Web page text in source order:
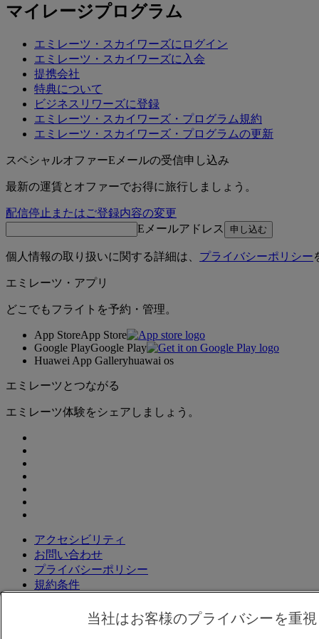
マイレージプログラム
エミレーツ・スカイワーズにログイン
エミレーツ・スカイワーズに入会
提携会社
特典について
ビジネスリワーズに登録
エミレーツ・スカイワーズ・プログラム規約
エミレーツ・スカイワーズ・プログラムの更新
スペシャルオファーEメールの受信申し込み
最新の運賃とオファーでお得に旅行しましょう。
配信停止またはご登録内容の変更
Eメールアドレス
申し込む
個人情報の取り扱いに関する詳細は、 プライバシーポリシー
エミレーツ・アプリ
どこでもフライトを予約・管理。
App StoreApp Store
Google PlayGoogle Play
Huawei App Galleryhuawai os
エミレーツとつながる
エミレーツ体験をシェアしましょう。
アクセシビリティ
お問い合わせ
プライバシーポリシー
規約条件
サイバーセキュリティ
燃油サーチャージ
当社はお客様のプライバシーを重